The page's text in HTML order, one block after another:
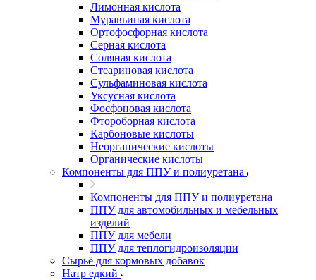
Лимонная кислота
Муравьиная кислота
Ортофосфорная кислота
Серная кислота
Соляная кислота
Стеариновая кислота
Сульфаминовая кислота
Уксусная кислота
Фосфоновая кислота
Фтороборная кислота
Карбоновые кислоты
Неорганические кислоты
Органические кислоты
Компоненты для ППУ и полиуретана
Компоненты для ППУ и полиуретана
ППУ для автомобильных и мебельных
изделий
ППУ для мебели
ППУ для теплогидроизоляции
Сырьё для кормовых добавок
Натр едкий